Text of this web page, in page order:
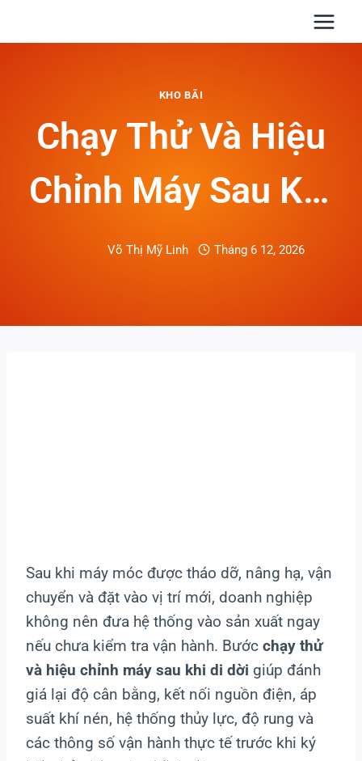
KHO BÃI
Chạy Thử Và Hiệu
Chỉnh Máy Sau Khi
Di Dời: Bước
Võ Thị Mỹ Linh Tháng 6 12, 2026
Sau khi máy móc được tháo dỡ, nâng hạ, vận
chuyển và đặt vào vị trí mới, doanh nghiệp
không nên đưa hệ thống vào sản xuất ngay
nếu chưa kiểm tra vận hành. Bước chạy thử
và hiệu chỉnh máy sau khi di dời giúp đánh
giá lại độ cân bằng, kết nối nguồn điện, áp
suất khí nén, hệ thống thủy lực, độ rung và
các thông số vận hành thực tế trước khi ký